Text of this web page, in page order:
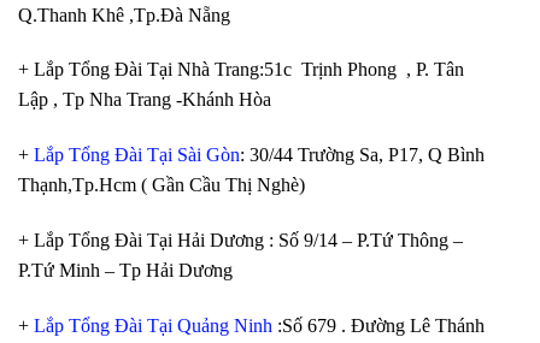
Q.Thanh Khê ,Tp.Đà Nẵng
+ Lắp Tổng Đài Tại Nhà Trang:51c Trịnh Phong , P. Tân
Lập , Tp Nha Trang -Khánh Hòa
+ Lắp Tổng Đài Tại Sài Gòn: 30/44 Trường Sa, P17, Q Bình
Thạnh,Tp.Hcm ( Gần Cầu Thị Nghè)
+ Lắp Tổng Đài Tại Hải Dương : Số 9/14 – P.Tứ Thông –
P.Tứ Minh – Tp Hải Dương
+ Lắp Tổng Đài Tại Quảng Ninh :Số 679 . Đường Lê Thánh